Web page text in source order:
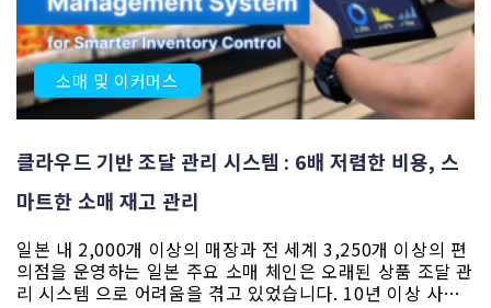
소매 및 이커머스
클라우드 기반 조달 관리 시스템 : 6배 저렴한 비용, 스
마트한 소매 재고 관리
일본 내 2,000개 이상의 매장과 전 세계 3,250개 이상의 편
의점을 운영하는 일본 주요 소매 체인은 오래된 상품 조달 관
리 시스템 으로 어려움을 겪고 있었습니다. 10년 이상 사용